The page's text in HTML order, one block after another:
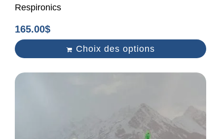
Respironics
165.00$
Choix des options